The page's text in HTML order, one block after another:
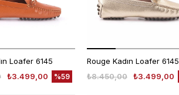
Loafer 6145
₺3.499,00
%59
Rouge Kadın Loafer 6145
₺3.499,00
₺8.450,00